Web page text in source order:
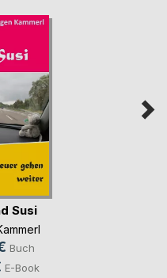
Susi
Buch
E-Book